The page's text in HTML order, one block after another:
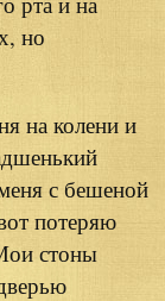
но
на колени и
с бешеной
потеряю
стоны